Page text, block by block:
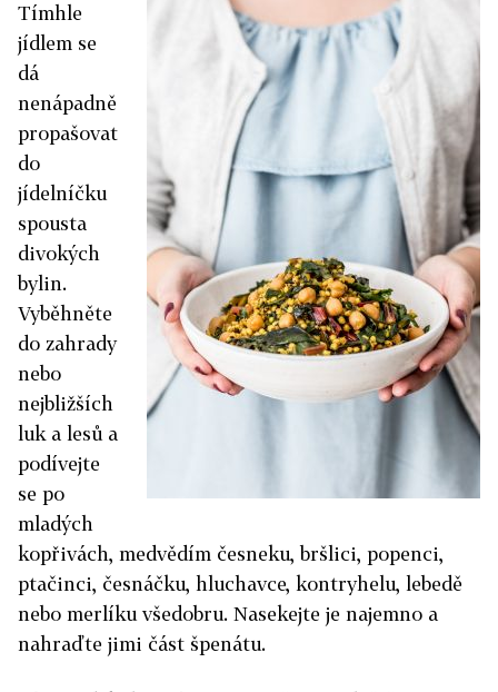
Tímhle
jídlem se
dá
nenápadně
propašovat
do
jídelníčku
spousta
divokých
bylin.
Vyběhněte
do zahrady
nebo
nejbližších
luk a lesů a
podívejte
se po
mladých
kopřivách, medvědím česneku, bršlici, popenci,
ptačinci, česnáčku, hluchavce, kontryhelu, lebedě
nebo merlíku všedobru. Nasekejte je najemno a
nahraďte jimi část špenátu.